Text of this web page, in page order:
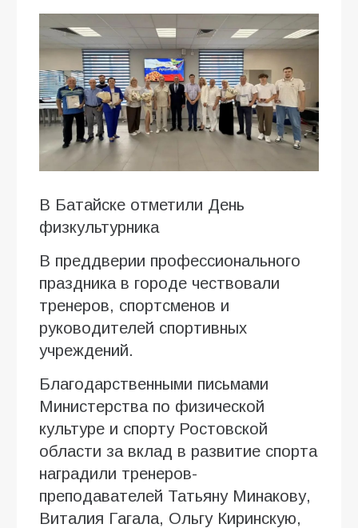
В Батайске отметили День
физкультурника
В преддверии профессионального
праздника в городе чествовали
тренеров, спортсменов и
руководителей спортивных
учреждений.
Благодарственными письмами
Министерства по физической
культуре и спорту Ростовской
области за вклад в развитие спорта
наградили тренеров-
преподавателей Татьяну Минакову,
Виталия Гагала, Ольгу Киринскую,